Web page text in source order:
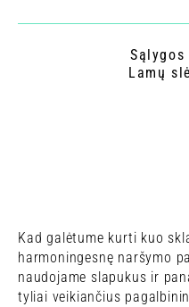
Kad galėtume kurti kuo
harmoningesnę naršymo
naudojame slapukus ir
tyliai veikiančius
Lamų